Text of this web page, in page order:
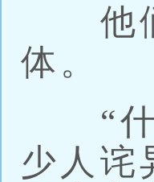
他们
体。
“什
少人诧